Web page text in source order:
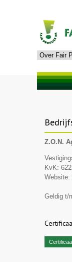
Z.O.N.
KvK:
Website:
Geldig t/